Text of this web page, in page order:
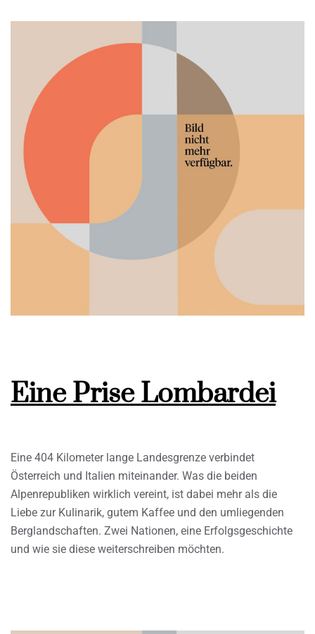
Eine Prise Lombardei
Eine 404 Kilometer lange Landesgrenze verbindet
Österreich und Italien miteinander. Was die beiden
Alpenrepubliken wirklich vereint, ist dabei mehr als die
Liebe zur Kulinarik, gutem Kaffee und den umliegenden
Berglandschaften. Zwei Nationen, eine Erfolgsgeschichte
und wie sie diese weiterschreiben möchten.